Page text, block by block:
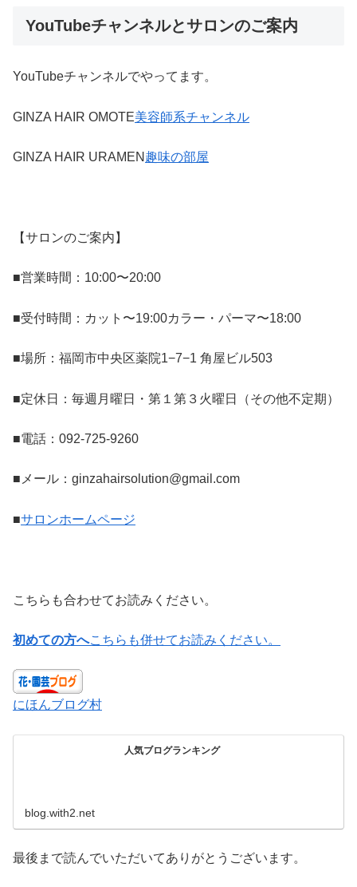
YouTubeチャンネルとサロンのご案内
YouTubeチャンネルでやってます。
GINZA HAIR OMOTE美容師系チャンネル
GINZA HAIR URAMEN 趣味の部屋
【サロンのご案内】
■営業時間：10:00〜20:00
■受付時間：カット〜19:00カラー・パーマ〜18:00
■場所：福岡市中央区薬院1−7−1 角屋ビル503
■定休日：毎週月曜日・第１第３火曜日（その他不定期）
■電話：092-725-9260
■メール：ginzahairsolution@gmail.com
■サロンホームページ
こちらも合わせてお読みください。
初めての方へこちらも併せてお読みください。
にほんブログ村
人気ブログランキング
blog.with2.net
最後まで読んでいただいてありがとうございます。